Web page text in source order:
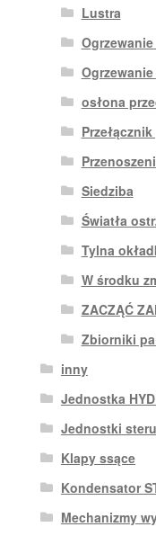
Lustra
osłona
Siedziba
Światła
Tylna
W środku
ZACZĄĆ
Zbiorniki
inny
Jednostka
Jednostki
Klapy ssące
Kondensator
Mechanizmy